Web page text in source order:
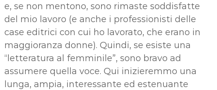
e, se non mentono, sono rimaste soddisfatte
del mio lavoro (e anche i professionisti delle
case editrici con cui ho lavorato, che erano in
maggioranza donne). Quindi, se esiste una
“letteratura al femminile”, sono bravo ad
assumere quella voce. Qui inizieremmo una
lunga, ampia, interessante ed estenuante